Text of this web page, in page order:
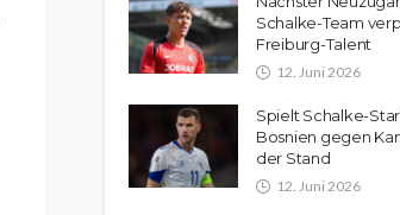
Schalke-Team
Freiburg-Talent
12. Juni 2026
Spielt Schalke-
Bosnien gegen
der Stand
12. Juni 2026